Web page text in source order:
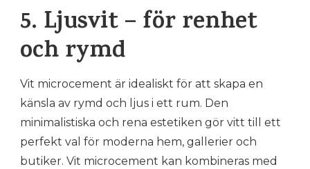
5. Ljusvit – för renhet
och rymd
Vit microcement är idealiskt för att skapa en
känsla av rymd och ljus i ett rum. Den
minimalistiska och rena estetiken gör vitt till ett
perfekt val för moderna hem, gallerier och
butiker. Vit microcement kan kombineras med